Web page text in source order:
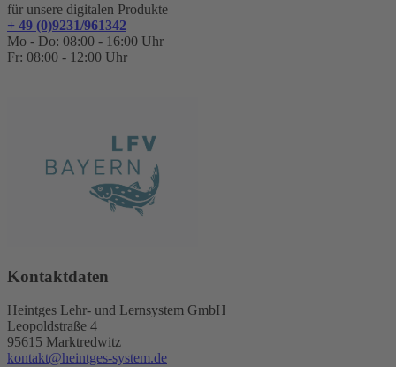
für unsere digitalen Produkte
+ 49 (0)9231/961342
Mo - Do: 08:00 - 16:00 Uhr
Fr: 08:00 - 12:00 Uhr
Kontaktdaten
Heintges Lehr- und Lernsystem GmbH
Leopoldstraße 4
95615 Marktredwitz
kontakt@heintges-system.de